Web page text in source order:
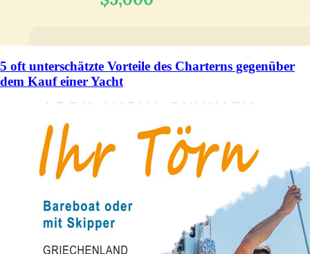
5 oft unterschätzte Vorteile des Charterns gegenüber
dem Kauf einer Yacht